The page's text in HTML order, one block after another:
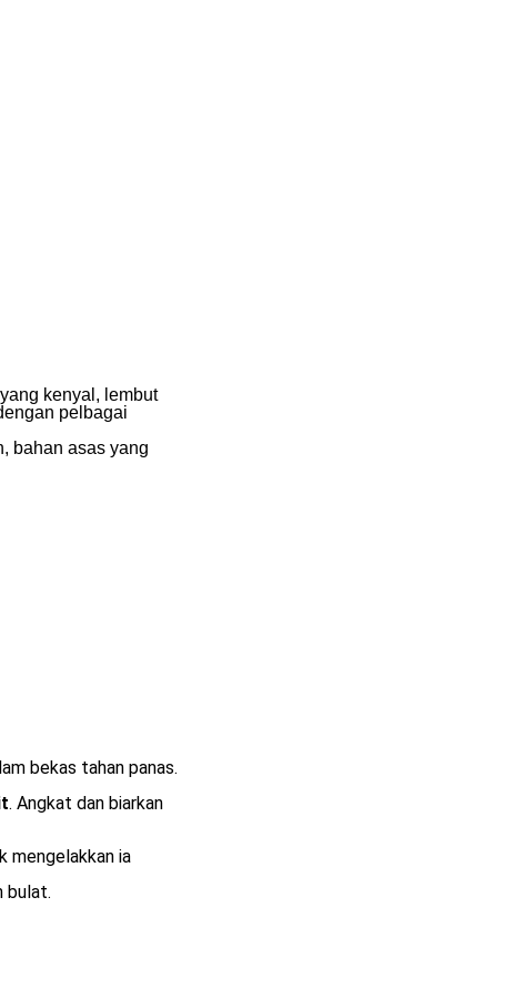
kenyal, lembut
pelbagai
bahan asas yang
bekas tahan panas.
. Angkat dan biarkan
mengelakkan ia
bulat.